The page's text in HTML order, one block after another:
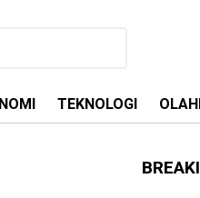
TEKNOLOGI